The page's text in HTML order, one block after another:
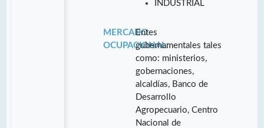
INDUSTRIAL
MERCADO
OCUPACIONAL:
Entes
gubernamentales tales
como: ministerios,
gobernaciones,
alcaldías, Banco de
Desarrollo
Agropecuario, Centro
Nacional de